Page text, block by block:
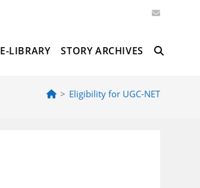
E-LIBRARY STORY ARCHIVES TOGGLE
WEBSITE
> Eligibility for UGC-NET